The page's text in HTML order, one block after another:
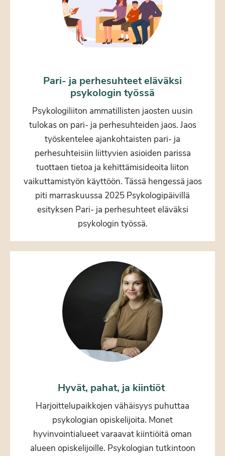
Pari- ja perhesuhteet eläväksi
psykologin työssä
Psykologiliiton ammatillisten jaosten uusin
tulokas on pari- ja perhesuhteiden jaos. Jaos
työskentelee ajankohtaisten pari- ja
perhesuhteisiin liittyvien asioiden parissa
tuottaen tietoa ja kehittämisideoita liiton
vaikuttamistyön käyttöön. Tässä hengessä jaos
piti marraskuussa 2025 Psykologipäivillä
esityksen Pari- ja perhesuhteet eläväksi
psykologin työssä.
Hyvät, pahat, ja kiintiöt
Harjoittelupaikkojen vähäisyys puhuttaa
psykologian opiskelijoita. Monet
hyvinvointialueet varaavat kiintiöitä oman
alueen opiskelijoille. Psykologian tutkintoon